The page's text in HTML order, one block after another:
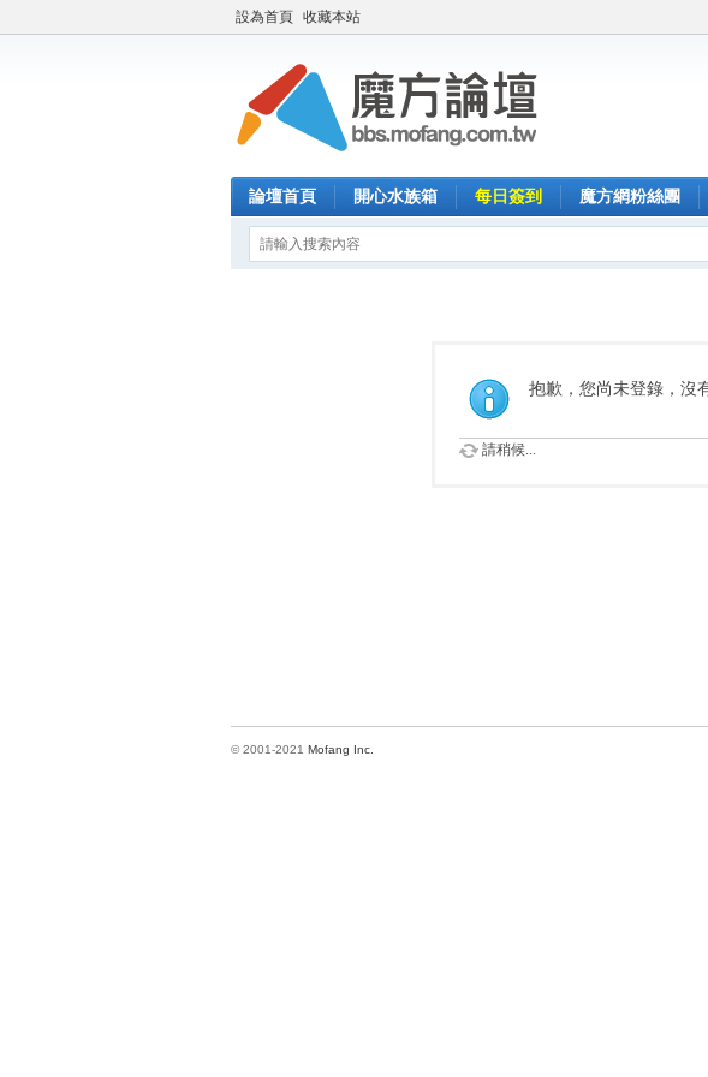
設為首頁 收藏本站
論壇首頁 開心水族箱 每日簽到 魔方網粉絲團
抱歉，您尚未登錄，沒
請稍候...
© 2001-2021 Mofang Inc.